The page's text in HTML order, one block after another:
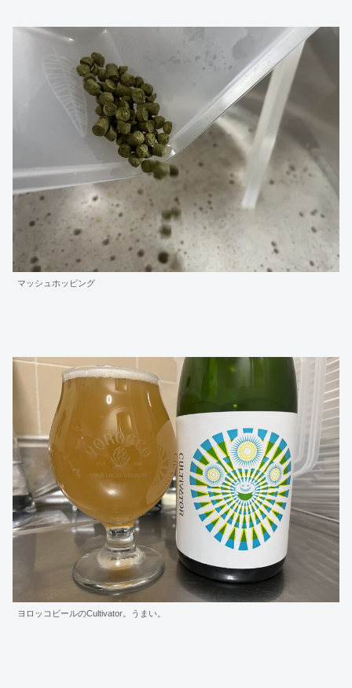
マッシュホッピング
ヨロッコビールのCultivator。うまい。